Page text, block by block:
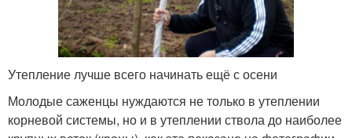
Утепление лучше всего начинать ещё с осени
Молодые саженцы нуждаются не только в утеплении
корневой системы, но и в утеплении ствола до наиболее